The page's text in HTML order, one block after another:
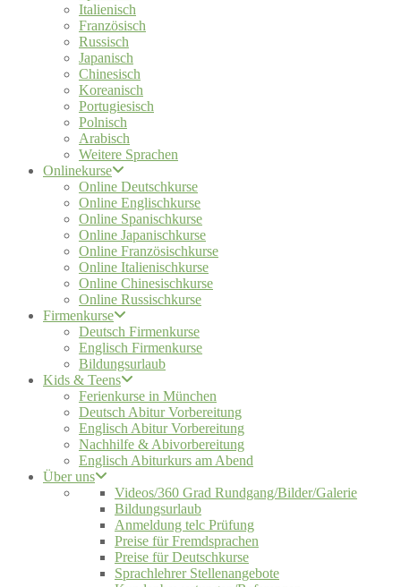
Italienisch
Französisch
Russisch
Japanisch
Chinesisch
Koreanisch
Portugiesisch
Polnisch
Arabisch
Weitere Sprachen
Onlinekurse
Online Deutschkurse
Online Englischkurse
Online Spanischkurse
Online Japanischkurse
Online Französischkurse
Online Italienischkurse
Online Chinesischkurse
Online Russischkurse
Firmenkurse
Deutsch Firmenkurse
Englisch Firmenkurse
Bildungsurlaub
Kids & Teens
Ferienkurse in München
Deutsch Abitur Vorbereitung
Englisch Abitur Vorbereitung
Nachhilfe & Abivorbereitung
Englisch Abiturkurs am Abend
Über uns
Videos/360 Grad Rundgang/Bilder/Galerie
Bildungsurlaub
Anmeldung telc Prüfung
Preise für Fremdsprachen
Preise für Deutschkurse
Sprachlehrer Stellenangebote